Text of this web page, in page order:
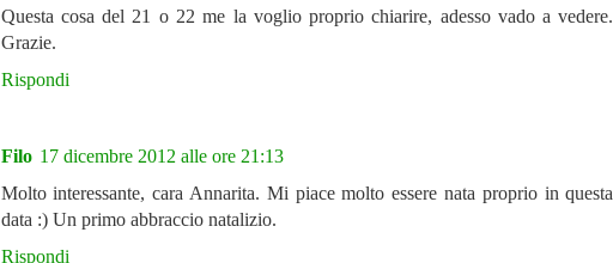
Questa cosa del 21 o 22 me la voglio proprio chiarire, adesso vado a vedere.
Grazie.
Rispondi
Filo 17 dicembre 2012 alle ore 21:13
Molto interessante, cara Annarita. Mi piace molto essere nata proprio in questa
data :) Un primo abbraccio natalizio.
Rispondi